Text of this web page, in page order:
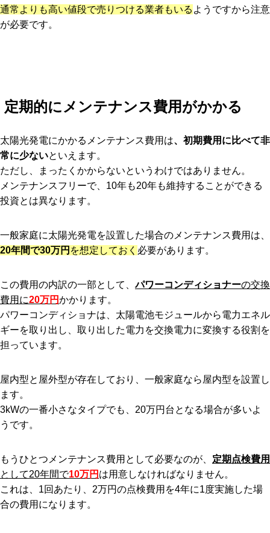
通常よりも高い値段で売りつける業者もいる ようですから注意
が必要です。
定期的にメンテナンス費用がかかる
太陽光発電にかかるメンテナンス費用は、初期費用に比べて非
常に少ないといえます。
ただし、まったくかからないというわけではありません。
メンテナンスフリーで、10年も20年も維持することができる
投資とは異なります。
一般家庭に太陽光発電を設置した場合のメンテナンス費用は、
20年間で30万円 を想定しておく 必要があります。
この費用の内訳の一部として、パワーコンディショナーの交換
費用に20万円かかります。
パワーコンディショナは、太陽電池モジュールから電力エネル
ギーを取り出し、取り出した電力を交換電力に変換する役割を
担っています。
屋内型と屋外型が存在しており、一般家庭なら屋内型を設置し
ます。
3kWの一番小さなタイプでも、20万円台となる場合が多いよ
うです。
もうひとつメンテナンス費用として必要なのが、 定期点検費用
として20年間で10万円 は用意しなければなりません。
これは、1回あたり、2万円の点検費用を4年に1度実施した場
合の費用になります。